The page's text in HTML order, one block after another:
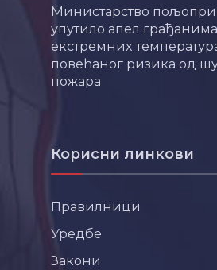
Министарство
упутило апел
екстремних
повећаног ризика од
пожара
Корисни линкови
Правилници
Уредбе
Закони